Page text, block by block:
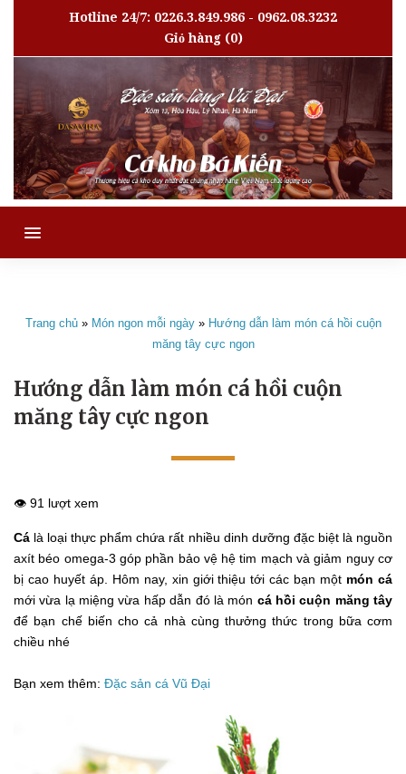
Hotline 24/7: 0226.3.849.986 - 0962.08.3232
Giỏ hàng(0)
MENU
Trang chủ» Món ngon mỗi ngày» Hướng dẫn làm món cá hồi cuộn
măng tây cực ngon
Hướng dẫn làm món cá hồi cuộn
măng tây cực ngon
👁️ 91 lượt xem
Cá là loại thực phẩm chứa rất nhiều dinh dưỡng đặc biệt là nguồn
axít béo omega-3 góp phần bảo vệ hệ tim mạch và giảm nguy cơ
bị cao huyết áp. Hôm nay, xin giới thiệu tới các bạn một món cá
mới vừa lạ miệng vừa hấp dẫn đó là món cá hồi cuộn măng tây
để bạn chế biến cho cả nhà cùng thưởng thức trong bữa cơm
chiều nhé
Bạn xem thêm: Đặc sản cá Vũ Đại